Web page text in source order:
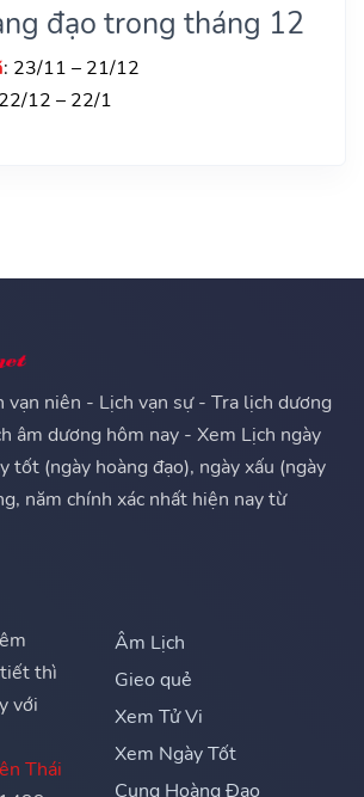
đạo trong tháng 12
: 23/11 – 21/12
12 – 22/1
vạn niên - Lịch vạn sự - Tra lịch dương
âm dương hôm nay - Xem Lịch ngày
tốt (ngày hoàng đạo), ngày xấu (ngày
năm chính xác nhất hiện nay từ
thì
với
Thái
Âm Lịch
Gieo quẻ
Xem Tử Vi
Xem Ngày Tốt
Cung Hoàng Đạo